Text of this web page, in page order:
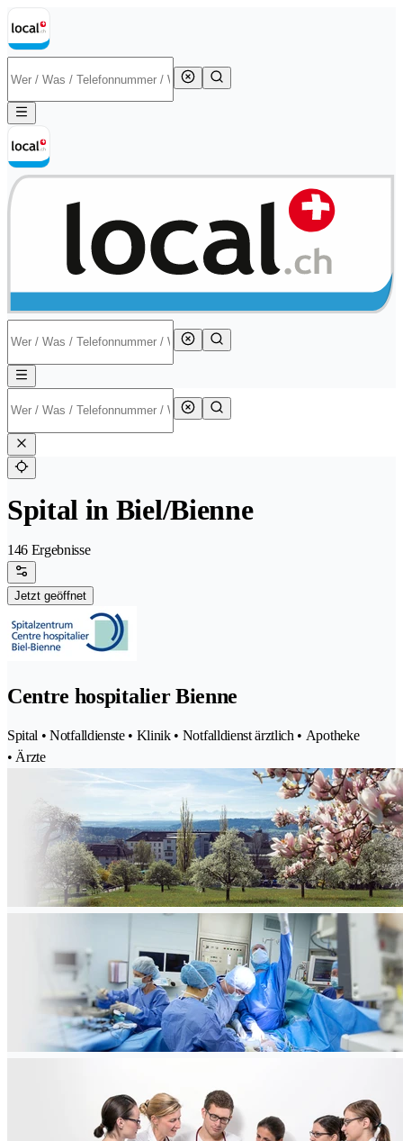
Spital in Biel/Bienne
146 Ergebnisse
Jetzt geöffnet
Centre hospitalier Bienne
Spital • Notfalldienste • Klinik • Notfalldienst ärztlich • Apotheke
• Ärzte